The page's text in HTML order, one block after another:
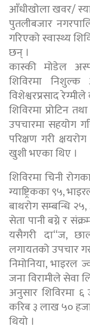
आँधीखोला खवर/
पुतलीबजार
गरिएको स्वास्थ्य
छन् ।
कास्की मोडेल
शिविरमा
विशेश्वरप्रसाद
शिविरमा प्रोटिन
उपचारमा सहयोग
परिक्षण गरी
खुशी भएका थिए ।
शिविरमा चिनी
ग्याष्ट्रिकका ९५,
बाथरोग सम्बन्धि
सेता पानी बग्ने र
यसैगरी दा“ज,
लगायतको उपचार
निमोनिया, भाइरल
जना विरामीले
अनुसार शिविरमा
करिब ३ लाख ५०
थियो ।